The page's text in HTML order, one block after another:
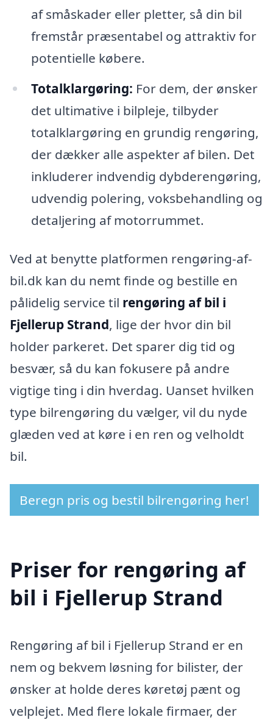
af småskader eller pletter, så din bil
fremstår præsentabel og attraktiv for
potentielle købere.
Totalklargøring: For dem, der ønsker
det ultimative i bilpleje, tilbyder
totalklargøring en grundig rengøring,
der dækker alle aspekter af bilen. Det
inkluderer indvendig dybderengøring,
udvendig polering, voksbehandling og
detaljering af motorrummet.
Ved at benytte platformen rengøring-af-
bil.dk kan du nemt finde og bestille en
pålidelig service til rengøring af bil i
Fjellerup Strand, lige der hvor din bil
holder parkeret. Det sparer dig tid og
besvær, så du kan fokusere på andre
vigtige ting i din hverdag. Uanset hvilken
type bilrengøring du vælger, vil du nyde
glæden ved at køre i en ren og velholdt
bil.
Beregn pris og bestil bilrengøring her!
Priser for rengøring af
bil i Fjellerup Strand
Rengøring af bil i Fjellerup Strand er en
nem og bekvem løsning for bilister, der
ønsker at holde deres køretøj pænt og
velplejet. Med flere lokale firmaer, der